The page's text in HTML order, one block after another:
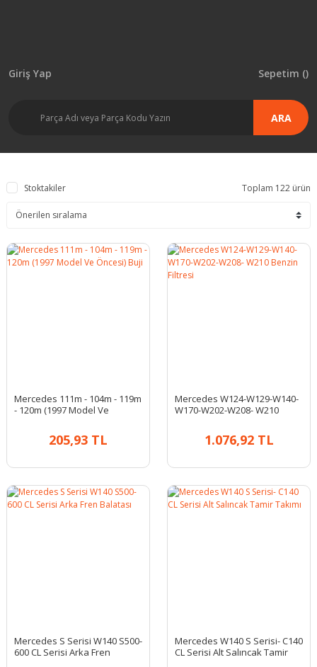
ARA
Giriş Yap Sepetim ()
Stoktakiler Toplam 122 ürün
Mercedes 111m - 104m - 119m
- 120m (1997 Model Ve
205,93 TL
Mercedes W124-W129-W140-
W170-W202-W208- W210
1.076,92 TL
Mercedes S Serisi W140 S500-
600 CL Serisi Arka Fren
Mercedes W140 S Serisi- C140
CL Serisi Alt Salıncak Tamir